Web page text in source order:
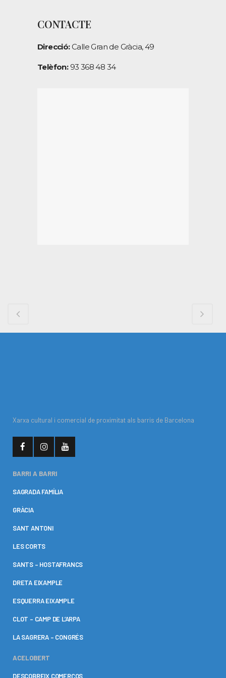
CONTACTE
Direcció:Calle Gran de Gràcia, 49
Telèfon:93 368 48 34
Xarxa cultural i comercial de proximitat als barris de Barcelona
BARRI A BARRI
SAGRADA FAMÍLIA
GRÀCIA
SANT ANTONI
LES CORTS
SANTS – HOSTAFRANCS
DRETA EIXAMPLE
ESQUERRA EIXAMPLE
CLOT – CAMP DE L’ARPA
LA SAGRERA – CONGRÉS
ACELOBERT
DESCOBREIX COMERÇOS